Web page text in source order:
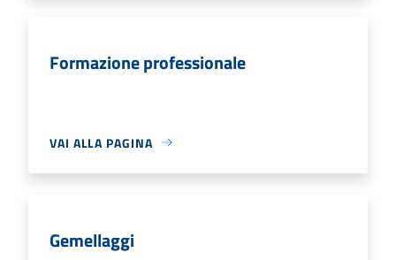
Formazione professionale
VAI ALLA PAGINA
Gemellaggi